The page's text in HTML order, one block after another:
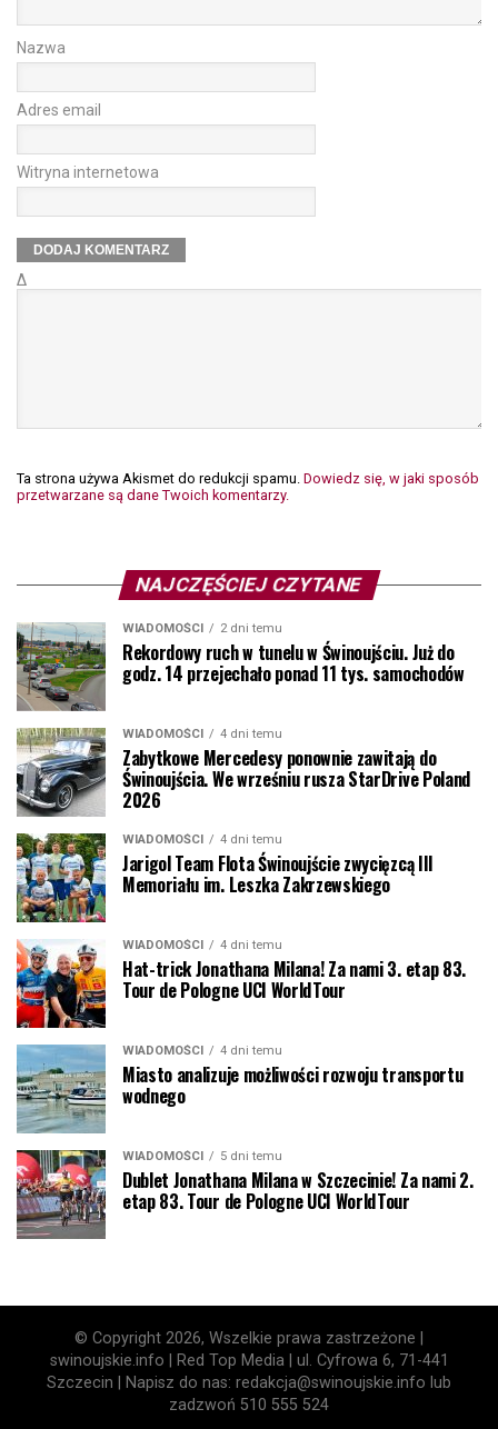
Nazwa
Adres email
Witryna internetowa
Δ
Ta strona używa Akismet do redukcji spamu. Dowiedz się, w jaki sposób
przetwarzane są dane Twoich komentarzy.
NAJCZĘŚCIEJ CZYTANE
WIADOMOŚCI 2 dni temu
Rekordowy ruch w tunelu w Świnoujściu. Już do
godz. 14 przejechało ponad 11 tys. samochodów
WIADOMOŚCI 4 dni temu
Zabytkowe Mercedesy ponownie zawitają do
Świnoujścia. We wrześniu rusza StarDrive Poland
2026
WIADOMOŚCI 4 dni temu
Jarigol Team Flota Świnoujście zwycięzcą III
Memoriału im. Leszka Zakrzewskiego
WIADOMOŚCI 4 dni temu
Hat-trick Jonathana Milana! Za nami 3. etap 83.
Tour de Pologne UCI WorldTour
WIADOMOŚCI 4 dni temu
Miasto analizuje możliwości rozwoju transportu
wodnego
WIADOMOŚCI 5 dni temu
Dublet Jonathana Milana w Szczecinie! Za nami 2.
etap 83. Tour de Pologne UCI WorldTour
© Copyright 2026, Wszelkie prawa zastrzeżone |
swinoujskie.info | Red Top Media | ul. Cyfrowa 6, 71-441
Szczecin | Napisz do nas: redakcja@swinoujskie.info lub
zadzwoń 510 555 524